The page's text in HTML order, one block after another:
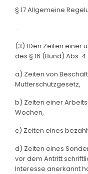
§ 17 Allgemeine
...
(3) 1Den Zeiten einer
des § 16 (Bund) Abs.
a) Zeiten von
Mutterschutzgesetz,
b) Zeiten einer
Wochen,
c) Zeiten eines
d) Zeiten eines
vor dem Antritt
Interesse anerkannt